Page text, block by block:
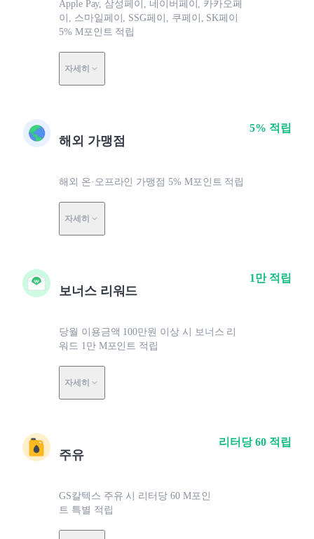
Apple Pay, 삼성페이, 네이버페이, 카카오페
이, 스마일페이, SSG페이, 쿠페이, SK페이
5% M포인트 적립
자세히
해외 가맹점
해외 온·오프라인 가맹점 5% M포인트 적립
자세히
5% 적립
보너스 리워드
당월 이용금액 100만원 이상 시 보너스 리
워드 1만 M포인트 적립
자세히
1만 적립
주유
GS칼텍스 주유 시 리터당 60 M포인
트 특별 적립
리터당 60 적립